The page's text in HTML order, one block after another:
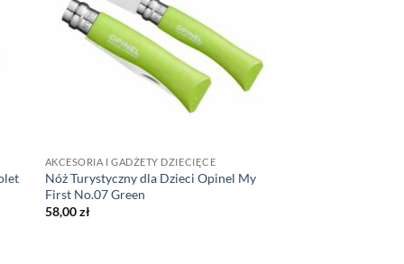
AKCESORIA I GADŻETY DZIECIĘCE
Nóż Turystyczny dla Dzieci Opinel My
First No.07 Green
58,00zł